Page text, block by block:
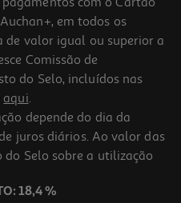
em todos os
de valor igual ou superior a
Comissão de
do Selo, incluídos nas
aqui.
depende do dia da
juros diários. Ao valor das
do Selo sobre a utilização
18,4 %